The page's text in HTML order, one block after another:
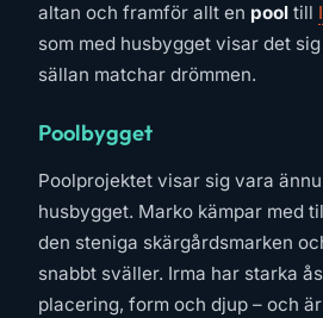
altan och framför allt en pool till
som med husbygget visar det
sällan matchar drömmen.
Poolbygget
Poolprojektet visar sig vara
husbygget. Marko kämpar med
den steniga skärgårdsmarken
snabbt sväller. Irma har starka
placering, form och djup – och